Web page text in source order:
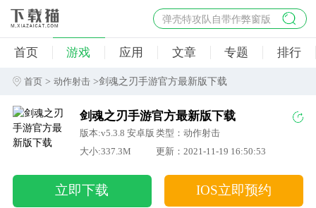
弹壳特攻队自带作弊窗版
杀手47行动
地狱幸存者破解版
首页 游戏 应用 文章 专题 排行
首页 >动作射击 >剑魂之刃手游官方最新版下载
剑魂之刃手游官方最新版下载
版本:v5.3.8 安卓版 类型：动作射击
大小:337.3M
更新：2021-11-19 16:50:53
立即下载 IOS立即预约